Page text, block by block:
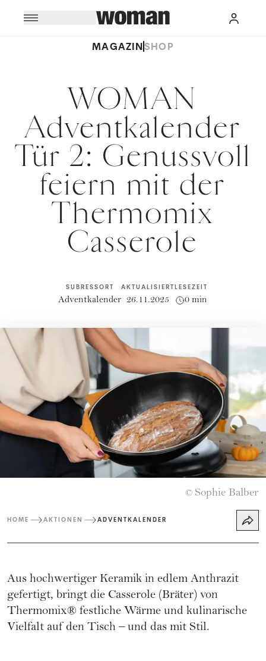
MAGAZINSHOP
WOMAN
Adventkalender
Tür 2: Genussvoll
feiern mit der
Thermomix
Casserole
SUBRESSORT
Adventkalender
AKTUALISIERT
26.11.2025
LESEZEIT
0 min
© Sophie Balber
HOME AKTIONEN ADVENTKALENDER
Aus hochwertiger Keramik in edlem Anthrazit
gefertigt, bringt die Casserole (Bräter) von
Thermomix® festliche Wärme und kulinarische
Vielfalt auf den Tisch – und das mit Stil.